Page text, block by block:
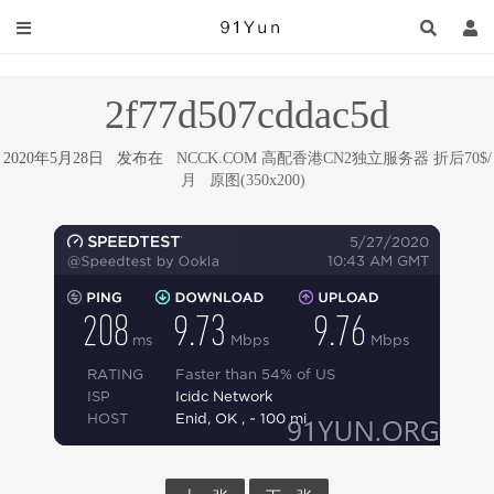
2f77d507cddac5d
2020年5月28日 发布在 NCCK.COM 高配香港CN2独立服务器 折后70$/
月
原图(350x200)